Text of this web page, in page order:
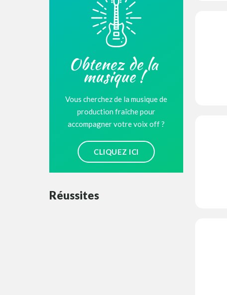
Obtenez de la
musique !
Vous cherchez de la musique de
production fraîche pour
accompagner votre voix off ?
CLIQUEZ ICI
Réussites